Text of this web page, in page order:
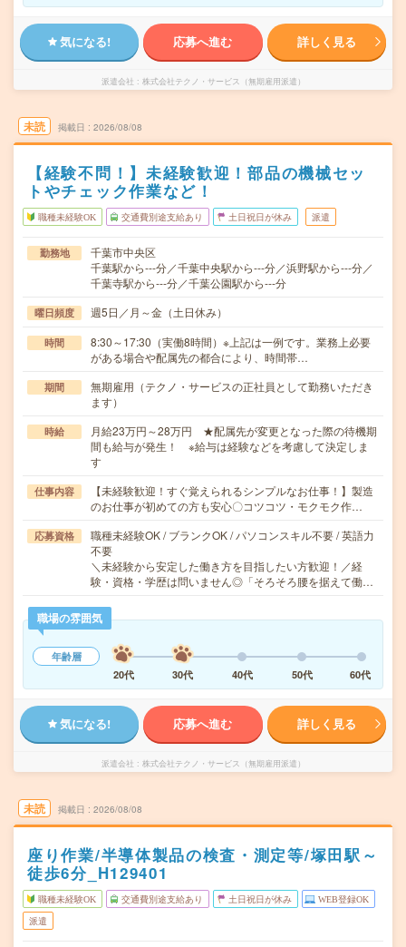
気になる! 応募へ進む 詳しく見る
派遣会社 株式会社テクノ・サービス（無期雇用派遣）
未読 掲載日 2026/08/08
【経験不問！】未経験歓迎！部品の機械セッ
トやチェック作業など！
職種未経験OK 交通費別途支給あり 土日祝日が休み 派遣
勤務地
千葉市中央区
千葉駅から---分／千葉中央駅から---分／浜野駅から---分／
千葉寺駅から---分／千葉公園駅から---分
曜日頻度 週5日／月～金（土日休み）
時間
8:30～17:30（実働8時間）※上記は一例です。業務上必要
がある場合や配属先の都合により、時間帯…
期間
無期雇用（テクノ・サービスの正社員として勤務いただき
ます）
時給
月給23万円～28万円 ★配属先が変更となった際の待機期
間も給与が発生！ ※給与は経験などを考慮して決定しま
す
仕事内容
【未経験歓迎！すぐ覚えられるシンプルなお仕事！】製造
のお仕事が初めての方も安心〇コツコツ・モクモク作…
応募資格
職種未経験OK / ブランクOK / パソコンスキル不要 / 英語力
不要
＼未経験から安定した働き方を目指したい方歓迎！／経
験・資格・学歴は問いません◎「そろそろ腰を据えて働…
職場の雰囲気
年齢層
20代
30代 40代 50代 60代
気になる! 応募へ進む 詳しく見る
派遣会社 株式会社テクノ・サービス（無期雇用派遣）
未読 掲載日 2026/08/08
座り作業/半導体製品の検査・測定等/塚田駅～
徒歩6分_H129401
職種未経験OK 交通費別途支給あり 土日祝日が休み WEB登録OK
派遣